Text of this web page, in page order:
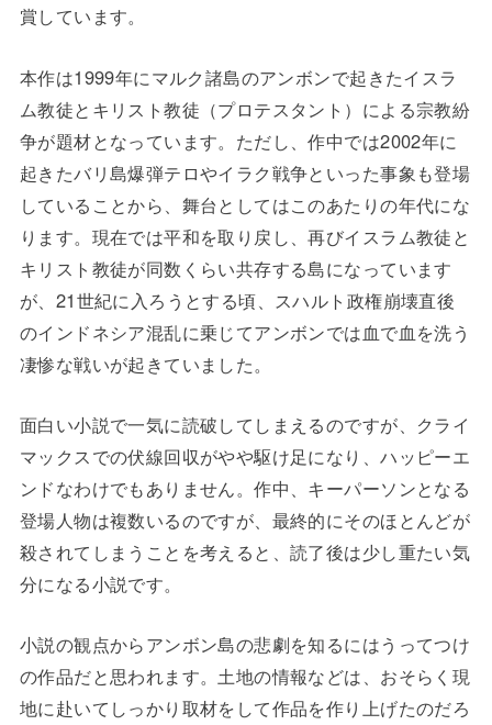
賞しています。
本作は1999年にマルク諸島のアンボンで起きたイスラ
ム教徒とキリスト教徒（プロテスタント）による宗教紛
争が題材となっています。ただし、作中では2002年に
起きたバリ島爆弾テロやイラク戦争といった事象も登場
していることから、舞台としてはこのあたりの年代にな
ります。現在では平和を取り戻し、再びイスラム教徒と
キリスト教徒が同数くらい共存する島になっています
が、21世紀に入ろうとする頃、スハルト政権崩壊直後
のインドネシア混乱に乗じてアンボンでは血で血を洗う
凄惨な戦いが起きていました。
面白い小説で一気に読破してしまえるのですが、クライ
マックスでの伏線回収がやや駆け足になり、ハッピーエ
ンドなわけでもありません。作中、キーパーソンとなる
登場人物は複数いるのですが、最終的にそのほとんどが
殺されてしまうことを考えると、読了後は少し重たい気
分になる小説です。
小説の観点からアンボン島の悲劇を知るにはうってつけ
の作品だと思われます。土地の情報などは、おそらく現
地に赴いてしっかり取材をして作品を作り上げたのだろ